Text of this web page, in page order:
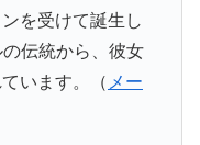
を受けて誕生し
伝統から、彼女
います。（ メー